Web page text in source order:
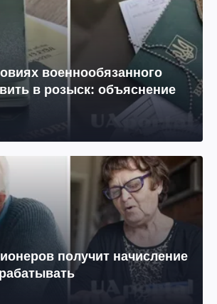
военнообязанного
в розыск: объяснение
получит начисление